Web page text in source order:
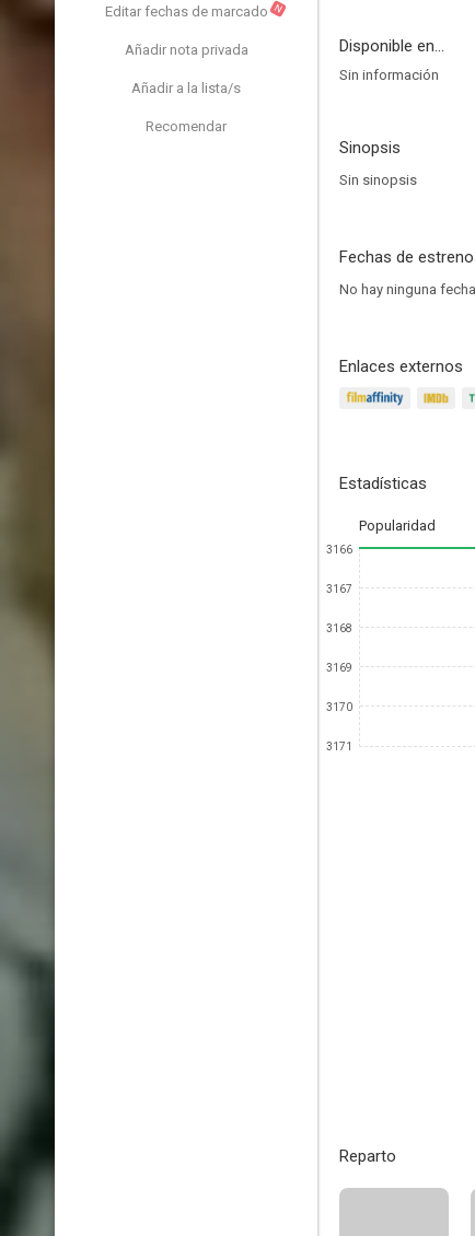
Editar fechas de marcado N
Añadir nota privada
Añadir a la lista/s
Recomendar
Disponible en...
Sin información
Sinopsis
Sin sinopsis
Fechas de
No hay ninguna
Enlaces externos
Estadísticas
Popularidad
3166
3167
3168
3169
3170
3171
Reparto